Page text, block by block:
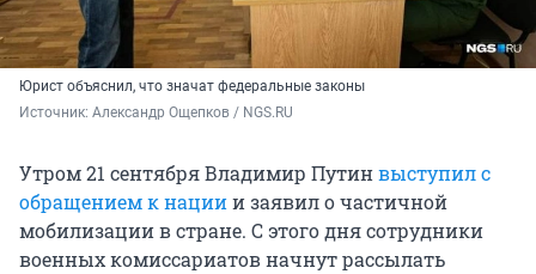
Юрист объяснил, что значат федеральные законы
Источник: Александр Ощепков / NGS.RU
Утром 21 сентября Владимир Путинвыступил с
обращением к нациии заявил о частичной
мобилизации в стране. С этого дня сотрудники
военных комиссариатов начнут рассылать